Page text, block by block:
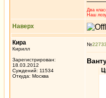
Два
Наш
Наверх
Кира
Кирилл
Зарегистрирован:
18.03.2012
Суждений: 11534
Откуда: Москва
№